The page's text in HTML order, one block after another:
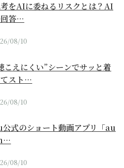
をAIに委ねるリスクとは？AI
答…
08/10
こえにくい”シーンでサッと着
スト…
08/10
式のショート動画アプリ「au
08/10